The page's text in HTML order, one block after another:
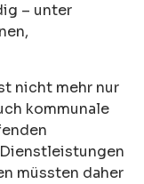
– unter
nicht mehr nur
kommunale
müssten daher